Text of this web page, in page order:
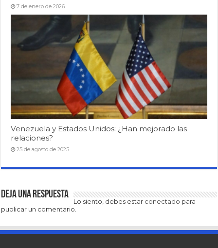
7 de enero de 2026
Venezuela y Estados Unidos: ¿Han mejorado las
relaciones?
25 de agosto de 2025
Deja una respuesta
Lo siento, debes estar conectado para
publicar un comentario.